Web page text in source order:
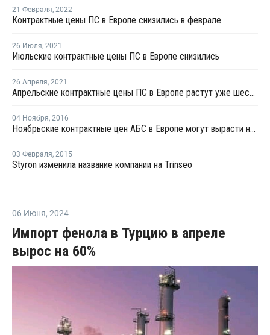
21 Февраля, 2022
Контрактные цены ПС в Европе снизились в феврале
26 Июля, 2021
Июльские контрактные цены ПС в Европе снизились
26 Апреля, 2021
Апрельские контрактные цены ПС в Европе растут уже шестой месяц подряд
04 Ноября, 2016
Ноябрьские контрактные цен АБС в Европе могут вырасти на EUR50-60 за тонну
03 Февраля, 2015
Styron изменила название компании на Trinseo
06 Июня, 2024
Импорт фенола в Турцию в апреле
вырос на 60%